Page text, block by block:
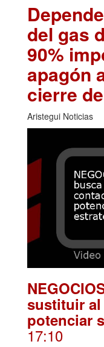
del gas
90%
apagón
cierre
Aristegui Noticias
sustituir
potenciar
17:10